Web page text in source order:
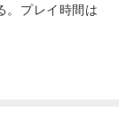
。プレイ時間は